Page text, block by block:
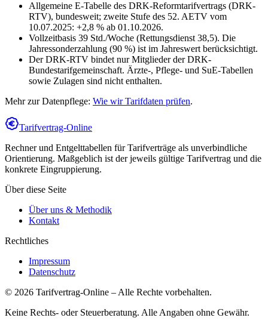
Allgemeine E-Tabelle des DRK-Reformtarifvertrags (DRK-
RTV), bundesweit; zweite Stufe des 52. AETV vom
10.07.2025: +2,8 % ab 01.10.2026.
Vollzeitbasis 39 Std./Woche (Rettungsdienst 38,5). Die
Jahressonderzahlung (90 %) ist im Jahreswert berücksichtigt.
Der DRK-RTV bindet nur Mitglieder der DRK-
Bundestarifgemeinschaft. Ärzte-, Pflege- und SuE-Tabellen
sowie Zulagen sind nicht enthalten.
Mehr zur Datenpflege: Wie wir Tarifdaten prüfen.
Tarifvertrag-Online
Rechner und Entgelttabellen für Tarifverträge als unverbindliche
Orientierung. Maßgeblich ist der jeweils gültige Tarifvertrag und die
konkrete Eingruppierung.
Über diese Seite
Über uns & Methodik
Kontakt
Rechtliches
Impressum
Datenschutz
© 2026 Tarifvertrag-Online – Alle Rechte vorbehalten.
Keine Rechts- oder Steuerberatung. Alle Angaben ohne Gewähr.